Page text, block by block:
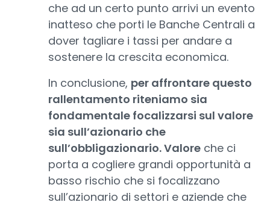
che ad un certo punto arrivi un evento
inatteso che porti le Banche Centrali a
dover tagliare i tassi per andare a
sostenere la crescita economica.
In conclusione, per affrontare questo
rallentamento riteniamo sia
fondamentale focalizzarsi sul valore
sia sull’azionario che
sull’obbligazionario. Valore che ci
porta a cogliere grandi opportunità a
basso rischio che si focalizzano
sull’azionario di settori e aziende che